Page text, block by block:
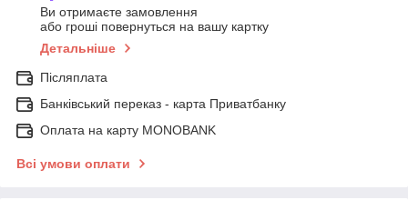
Ви отримаєте замовлення
або гроші повернуться на вашу картку
Детальніше
Післяплата
Банківський переказ - карта Приватбанку
Оплата на карту MONOBANK
Всі умови оплати